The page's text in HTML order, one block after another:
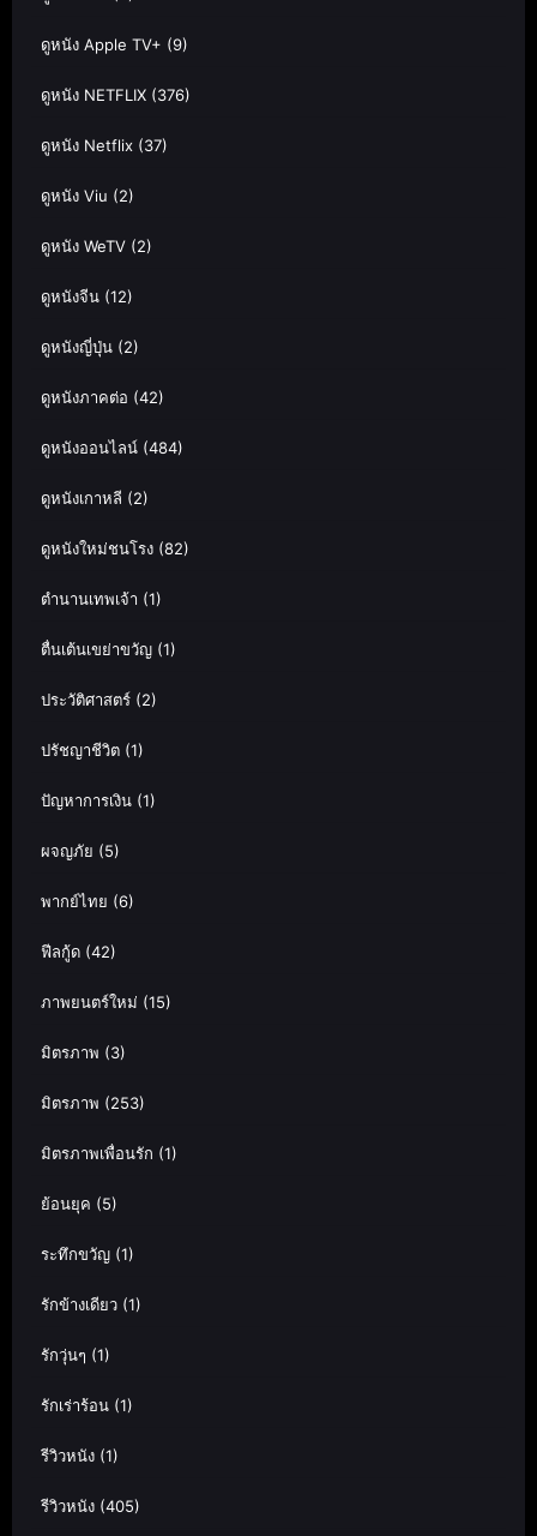
ดูหนัง Apple TV+ (9)
ดูหนัง NETFLIX (376)
ดูหนัง Netflix (37)
ดูหนัง Viu (2)
ดูหนัง WeTV (2)
ดูหนังจีน (12)
ดูหนังญี่ปุ่น (2)
ดูหนังภาคต่อ (42)
ดูหนังออนไลน์ (484)
ดูหนังเกาหลี (2)
ดูหนังใหม่ชนโรง (82)
ตำนานเทพเจ้า (1)
ตื่นเต้นเขย่าขวัญ (1)
ประวัติศาสตร์ (2)
ปรัชญาชีวิต (1)
ปัญหาการเงิน (1)
ผจญภัย (5)
พากย์ไทย (6)
ฟีลกู้ด (42)
ภาพยนตร์ใหม่ (15)
มิตรภาพ (3)
มิตรภาพ (253)
มิตรภาพเพื่อนรัก (1)
ย้อนยุค (5)
ระทึกขวัญ (1)
รักข้างเดียว (1)
รักวุ่นๆ (1)
รักเร่าร้อน (1)
รีวิวหนัง (1)
รีวิวหนัง (405)